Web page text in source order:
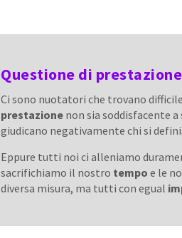
Questione di
Ci sono nuotatori che trovano
prestazione non sia soddisfacente
giudicano negativamente chi si
Eppure tutti noi ci alleniamo
sacrifichiamo il nostro tempo e le
diversa misura, ma tutti con egual